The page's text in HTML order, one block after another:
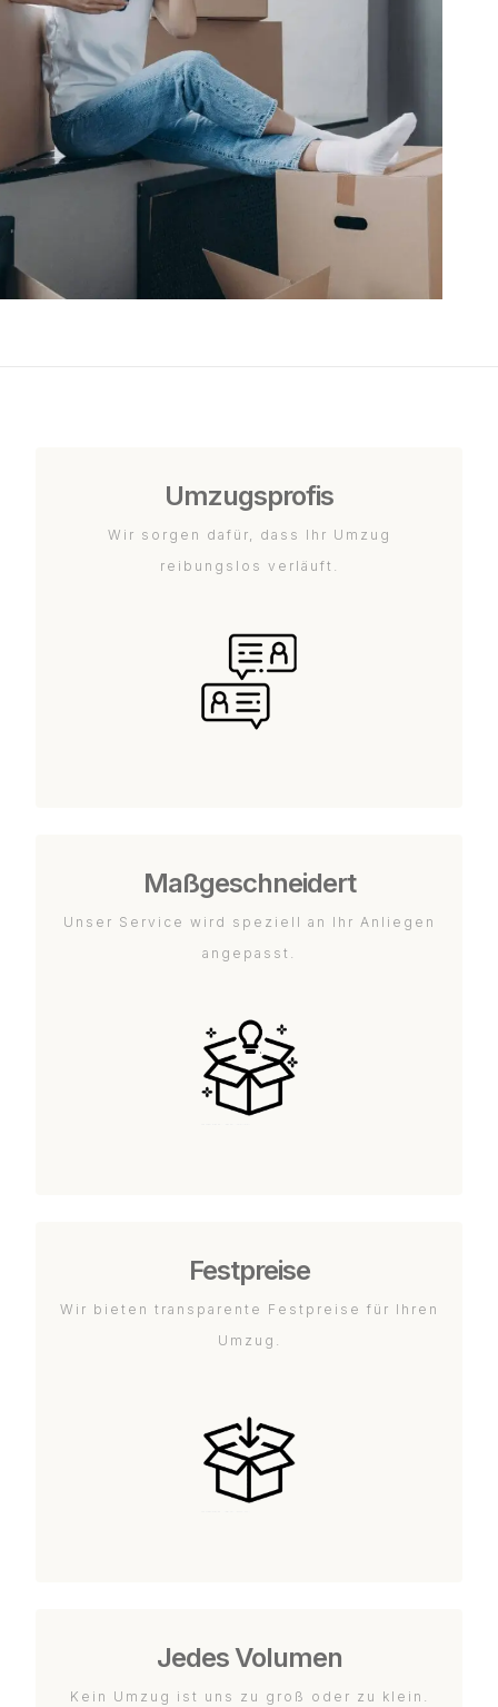
Umzugsprofis
Wir sorgen dafür, dass Ihr Umzug
reibungslos verläuft.
Maßgeschneidert
Unser Service wird speziell an Ihr Anliegen
angepasst.
Festpreise
Wir bieten transparente Festpreise für Ihren
Umzug.
Jedes Volumen
Kein Umzug ist uns zu groß oder zu klein.